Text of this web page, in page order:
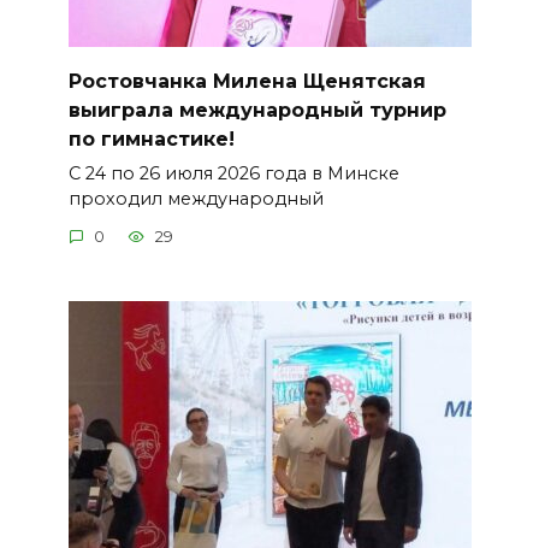
Ростовчанка Милена Щенятская
выиграла международный турнир
по гимнастике!
С 24 по 26 июля 2026 года в Минске
проходил международный
0 29